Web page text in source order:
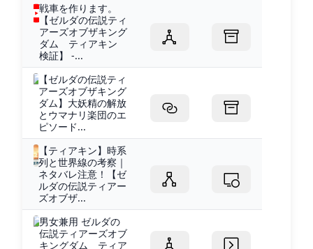
戦車を作ります。
【ゼルダの伝説ティ
アーズオブザキング
ダム ティアキン
検証】 -...
【ゼルダの伝説ティ
アーズオブザキング
ダム】大妖精の解放
とウマナリ楽団のエ
ピソード...
【ティアキン】時系
列と世界線の考察｜
ネタバレ注意！【ゼ
ルダの伝説ティアー
ズオブザ...
男女兼用 ゼルダの
伝説ティアーズオブ
キングダム ティア